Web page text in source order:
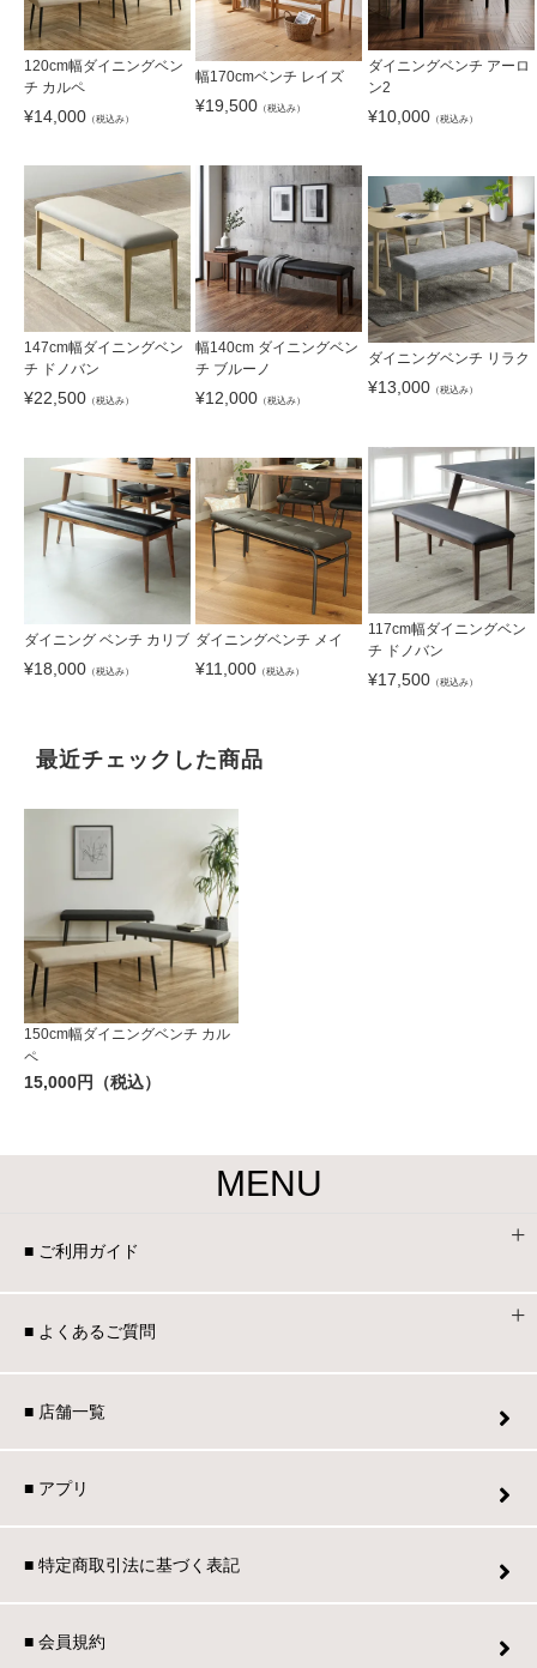
120cm幅ダイニングベン
チ カルペ
¥14,000 （税込み）
幅170cmベンチ レイズ
¥19,500 （税込み）
ダイニングベンチ アーロ
ン2
¥10,000（税込み）
147cm幅ダイニングベン
チ ドノバン
¥22,500 （税込み）
幅140cm ダイニングベン
チ ブルーノ
¥12,000 （税込み）
ダイニングベンチ リラク
¥13,000（税込み）
ダイニング ベンチ カリブ
¥18,000 （税込み）
ダイニングベンチ メイ
¥11,000 （税込み）
117cm幅ダイニングベン
チ ドノバン
¥17,500（税込み）
最近チェックした商品
150cm幅ダイニングベンチ カル
ペ
15,000円（税込）
MENU
■ ご利用ガイド
■ よくあるご質問
■ 店舗一覧
■ アプリ
■ 特定商取引法に基づく表記
■ 会員規約